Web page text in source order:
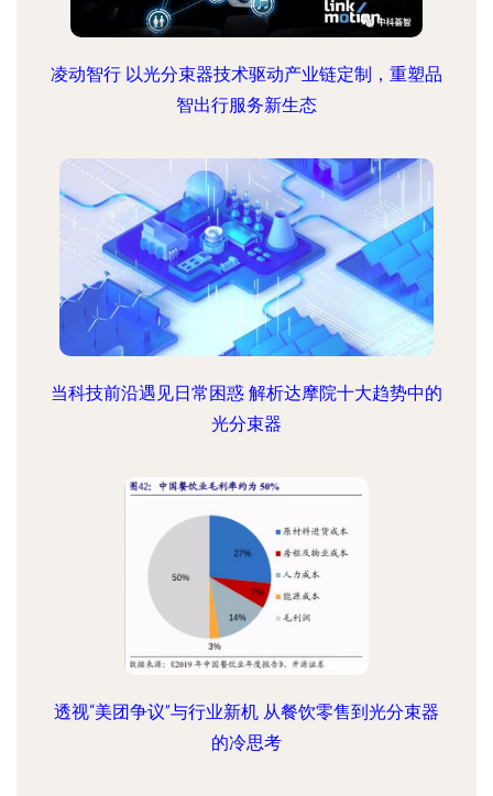
凌动智行 以光分束器技术驱动产业链定制，重塑品
智出行服务新生态
当科技前沿遇见日常困惑 解析达摩院十大趋势中的
光分束器
透视“美团争议”与行业新机 从餐饮零售到光分束器
的冷思考